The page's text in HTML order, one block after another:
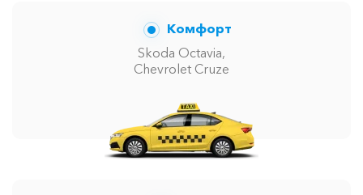
Комфорт
Skoda Octavia,
Chevrolet Cruze